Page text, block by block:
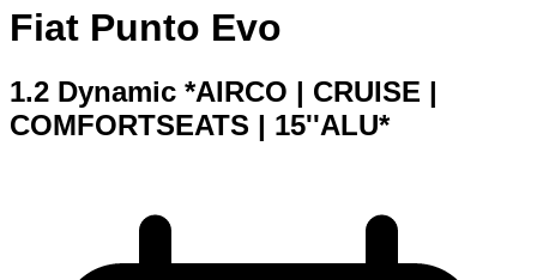
Fiat Punto Evo
1.2 Dynamic *AIRCO | CRUISE |
COMFORTSEATS | 15''ALU*